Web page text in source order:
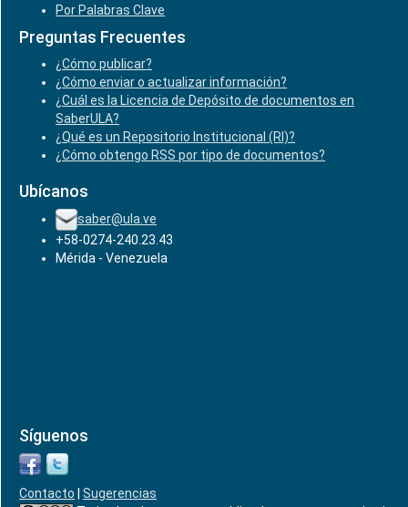
Por Palabras Clave
Preguntas Frecuentes
¿Cómo publicar?
¿Cómo enviar o actualizar información?
¿Cuál es la Licencia de Depósito de documentos en
SaberULA?
¿Qué es un Repositorio Institucional (RI)?
¿Cómo obtengo RSS por tipo de documentos?
Ubícanos
saber@ula.ve
+58-0274-240.23.43
Mérida - Venezuela
Síguenos
Contacto
Sugerencias